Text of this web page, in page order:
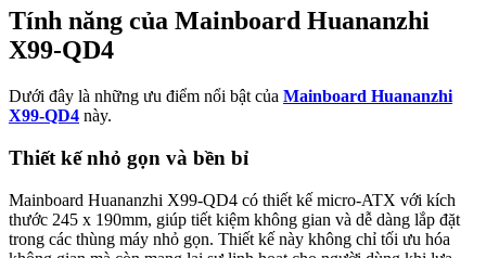
Tính năng của Mainboard Huananzhi
X99-QD4
Dưới đây là những ưu điểm nổi bật của Mainboard Huananzhi
X99-QD4 này.
Thiết kế nhỏ gọn và bền bỉ
Mainboard Huananzhi X99-QD4 có thiết kế micro-ATX với kích
thước 245 x 190mm, giúp tiết kiệm không gian và dễ dàng lắp đặt
trong các thùng máy nhỏ gọn. Thiết kế này không chỉ tối ưu hóa